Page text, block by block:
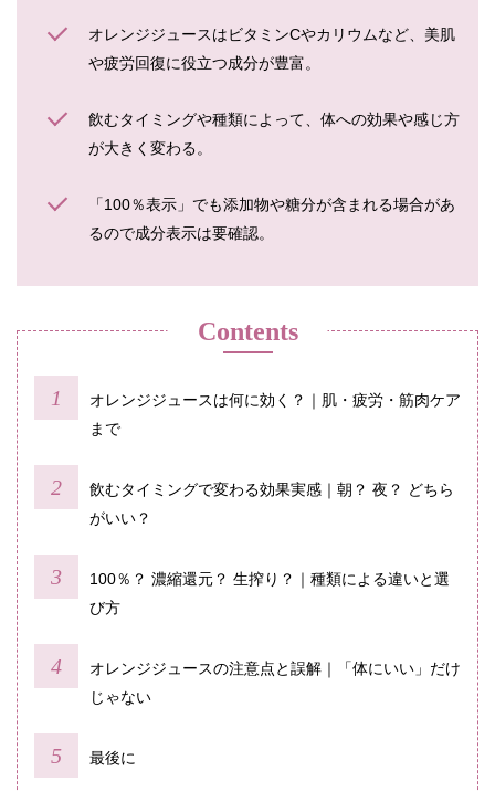
オレンジジュースはビタミンCやカリウムなど、美肌
や疲労回復に役立つ成分が豊富。
飲むタイミングや種類によって、体への効果や感じ方
が大きく変わる。
「100％表示」でも添加物や糖分が含まれる場合があ
るので成分表示は要確認。
Contents
オレンジジュースは何に効く？｜肌・疲労・筋肉ケア
まで
飲むタイミングで変わる効果実感｜朝？ 夜？ どちら
がいい？
100％？ 濃縮還元？ 生搾り？｜種類による違いと選
び方
オレンジジュースの注意点と誤解｜「体にいい」だけ
じゃない
最後に